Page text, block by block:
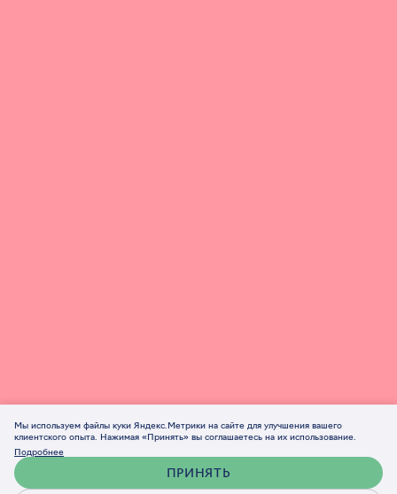
Мы используем файлы куки Яндекс.Метрики на сайте для улучшения вашего
клиентского опыта. Нажимая «Принять» вы соглашаетесь на их использование.
Подробнее
ПРИНЯТЬ